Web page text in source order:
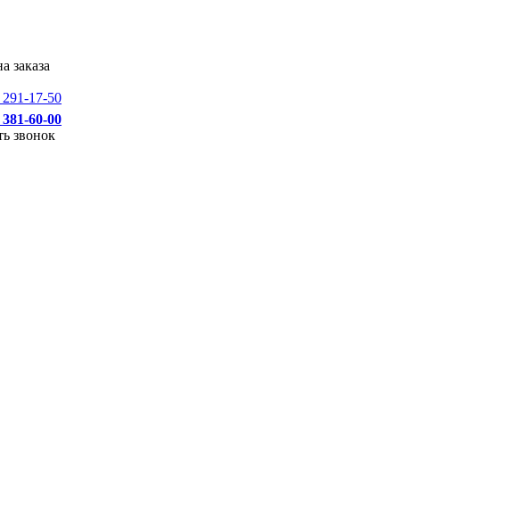
заказа
17-50
60-00
звонок